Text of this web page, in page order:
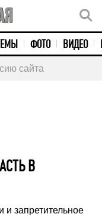
ТЕМЫ ФОТО ВИДЕО
сайта
В
и запретительное